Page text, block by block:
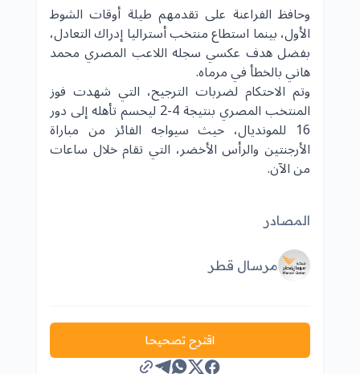
وحافظ الفراعنة على تقدمهم طيلة أوقات الشوط
الأول، بينما استطاع منتخب أستراليا إدراك التعادل،
بفضل هدف عكسي سجله اللاعب المصري محمد
هاني بالخطأ في مرماه.
وتم الاحتكام لضربات الترجيح، التي شهدت فوز
المنتخب المصري بنتيجة 4-2 ليحسم تأهله إلى دور
16 للمونديال، حيث سيواجه الفائز من مباراة
الأرجنتين والرأس الأخضر، التي تقام خلال ساعات
من الآن.
المصادر
مرسال قطر
اقترح تصحيحا